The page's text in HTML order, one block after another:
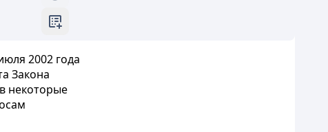
2002 года
Закона
некоторые